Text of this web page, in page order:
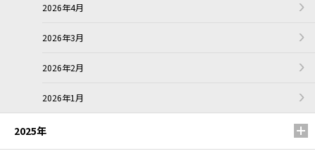
2026年4月
2026年3月
2026年2月
2026年1月
2025年